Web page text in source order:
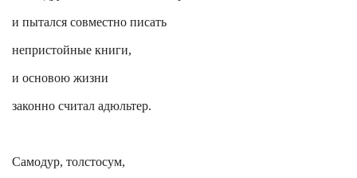
и пытался совместно писать
непристойные книги,
и основою жизни
законно считал адюльтер.
Самодур, толстосум,